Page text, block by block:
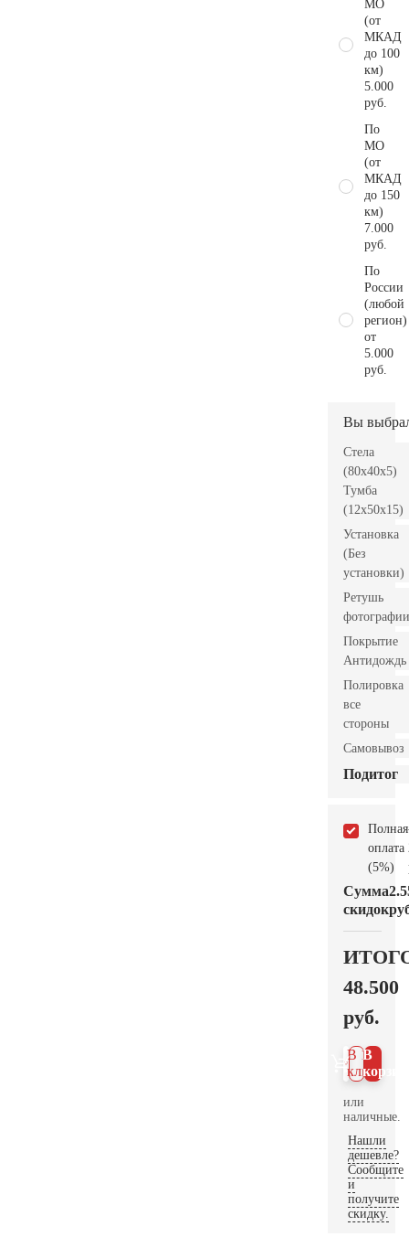
МО
(от
МКАД
до 100
км)
5.000
руб.
По
МО
(от
МКАД
до 150
км)
7.000
руб.
По
России
(любой
регион)
от
5.000
руб.
Вы
Стела
(80x40x5)
Тумба
(12x50x15)
Установка
(Без
установки)
Ретушь
фотографии
Покрытие
Антидождь
Полировка
все
стороны
Самовывоз
Подитог
Полная
оплата
(5%)
Сумма
скидок
48.500
руб.
В
В 1
клик
или
наличные.
Нашли
дешевле?
Сообщите
и
получите
скидку.